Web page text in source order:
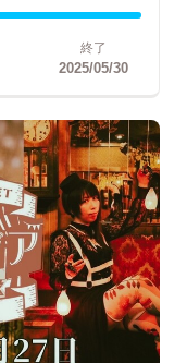
終了
2025/05/30